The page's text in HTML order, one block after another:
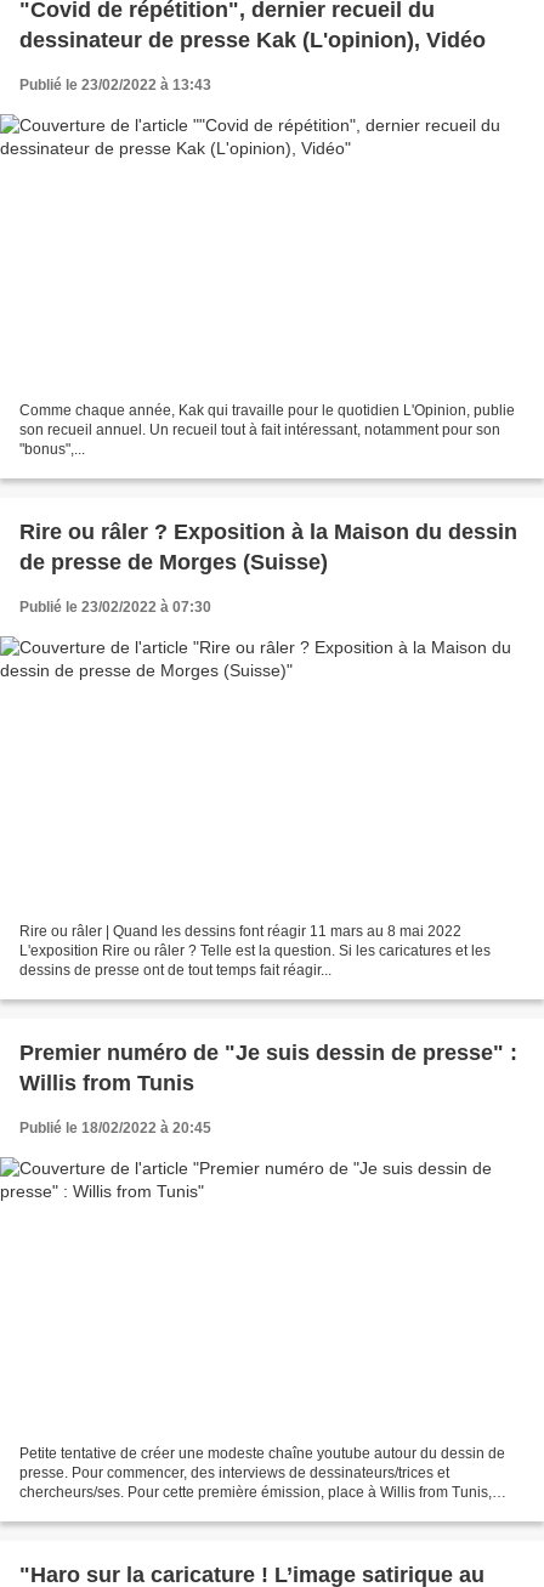
"Covid de répétition", dernier recueil du
dessinateur de presse Kak (L'opinion), Vidéo
Publié le 23/02/2022 à 13:43
Comme chaque année, Kak qui travaille pour le quotidien L'Opinion, publie
son recueil annuel. Un recueil tout à fait intéressant, notamment pour son
"bonus",...
Rire ou râler ? Exposition à la Maison du dessin
de presse de Morges (Suisse)
Publié le 23/02/2022 à 07:30
Rire ou râler | Quand les dessins font réagir 11 mars au 8 mai 2022
L'exposition Rire ou râler ? Telle est la question. Si les caricatures et les
dessins de presse ont de tout temps fait réagir...
Premier numéro de "Je suis dessin de presse" :
Willis from Tunis
Publié le 18/02/2022 à 20:45
Petite tentative de créer une modeste chaîne youtube autour du dessin de
presse. Pour commencer, des interviews de dessinateurs/trices et
chercheurs/ses. Pour cette première émission, place à Willis from Tunis,
"Haro sur la caricature ! L’image satirique au